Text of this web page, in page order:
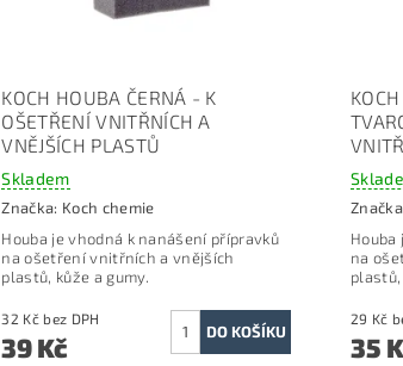
KOCH HOUBA ČERNÁ - K
OŠETŘENÍ VNITŘNÍCH A
VNĚJŠÍCH PLASTŮ
Skladem
Značka: Koch chemie
Houba je vhodná k nanášení přípravků
na ošetření vnitřních a vnějších
plastů, kůže a gumy.
32 Kč bez DPH
39 Kč
na
plastů,
35